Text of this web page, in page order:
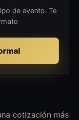
de evento. Te
cotización más